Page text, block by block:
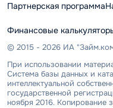
Партнерская программа
Финансовые
© 2015 - 2026 ИА
При использовании
Система базы данных и
интеллектуальной
государственной
ноября 2016. Копирование